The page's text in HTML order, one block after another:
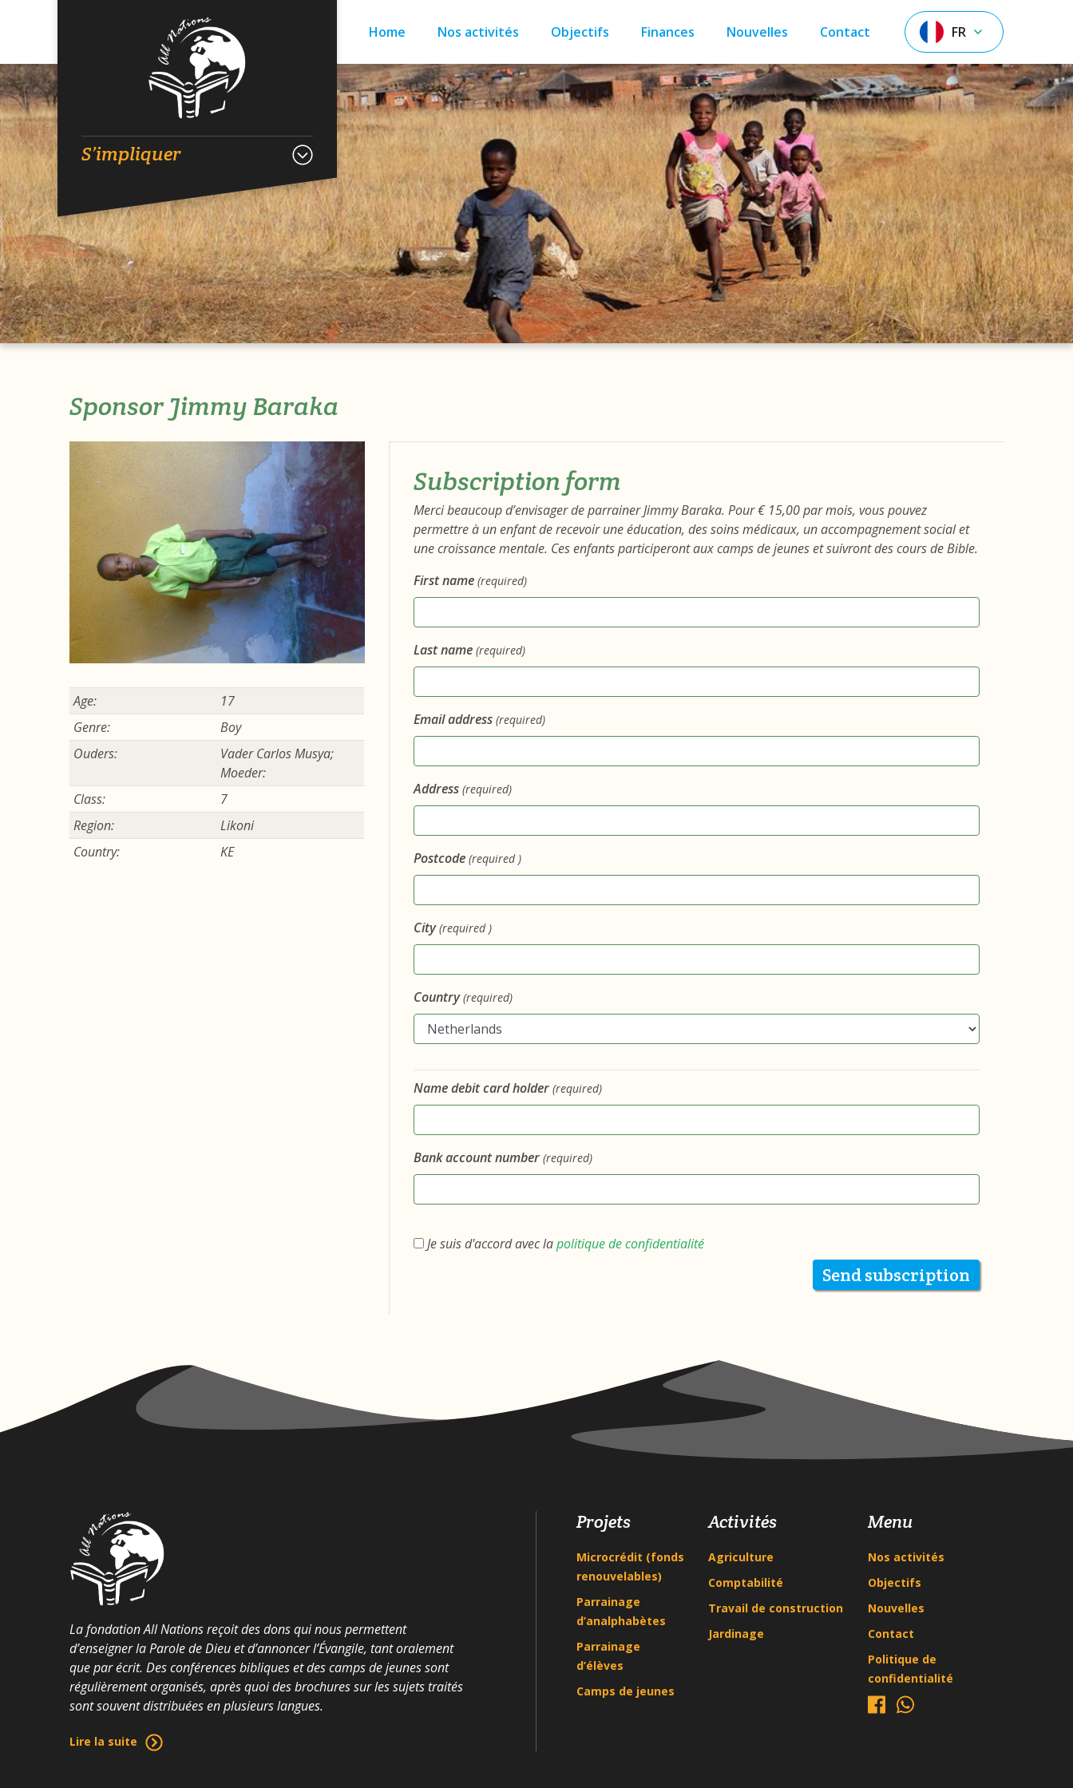
S’impliquer
Home Nos activités Objectifs Finances Nouvelles Contact FR
Sponsor Jimmy Baraka
Age:
17
Genre:
Boy
Ouders:
Vader Carlos Musya;
Moeder:
Class:
7
Region:
Likoni
Country:
KE
Subscription form
Merci beaucoup d’envisager de parrainer Jimmy Baraka. Pour € 15,00 par mois, vous pouvez
permettre à un enfant de recevoir une éducation, des soins médicaux, un accompagnement social et
une croissance mentale. Ces enfants participeront aux camps de jeunes et suivront des cours de Bible.
First name (required)
Last name (required)
Email address (required)
Address (required)
Postcode (required )
City (required )
Country(required)
Name debit card holder (required)
Bank account number (required)
Je suis d'accord avec lapolitique de confidentialité
Send subscription
La fondation All Nations reçoit des dons qui nous permettent
d’enseigner la Parole de Dieu et d’annoncer l’Évangile, tant oralement
que par écrit. Des conférences bibliques et des camps de jeunes sont
régulièrement organisés, après quoi des brochures sur les sujets traités
sont souvent distribuées en plusieurs langues.
Lire la suite
Projets
Microcrédit (fonds
renouvelables)
Parrainage
d’analphabètes
Parrainage
d’élèves
Camps de jeunes
Activités
Agriculture
Comptabilité
Travail de construction
Jardinage
Menu
Nos activités
Objectifs
Nouvelles
Contact
Politique de
confidentialité